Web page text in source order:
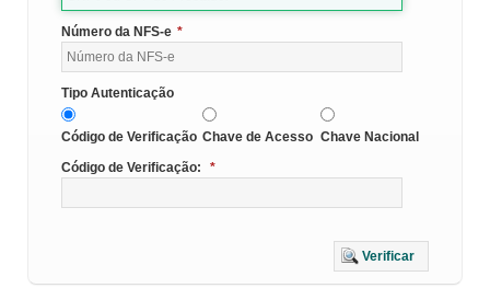
Número da NFS-e *
Tipo Autenticação
Código de Verificação Chave de Acesso Chave Nacional
Código de Verificação:
*
Verificar